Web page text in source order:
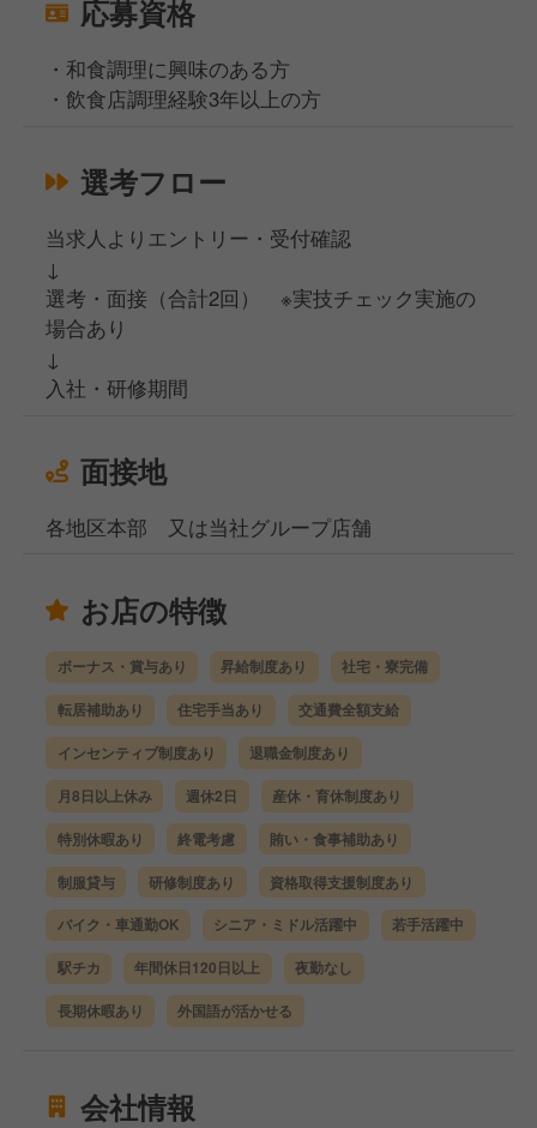
応募資格
・和食調理に興味のある方
・飲食店調理経験3年以上の方
選考フロー
当求人よりエントリー・受付確認
↓
選考・面接（合計2回） ※実技チェック実施の
場合あり
↓
入社・研修期間
面接地
各地区本部 又は当社グループ店舗
お店の特徴
ボーナス・賞与あり 昇給制度あり 社宅・寮完備
転居補助あり 住宅手当あり 交通費全額支給
インセンティブ制度あり 退職金制度あり
月8日以上休み 週休2日 産休・育休制度あり
特別休暇あり 終電考慮 賄い・食事補助あり
制服貸与 研修制度あり 資格取得支援制度あり
バイク・車通勤OK シニア・ミドル活躍中 若手活躍中
駅チカ 年間休日120日以上 夜勤なし
長期休暇あり 外国語が活かせる
会社情報